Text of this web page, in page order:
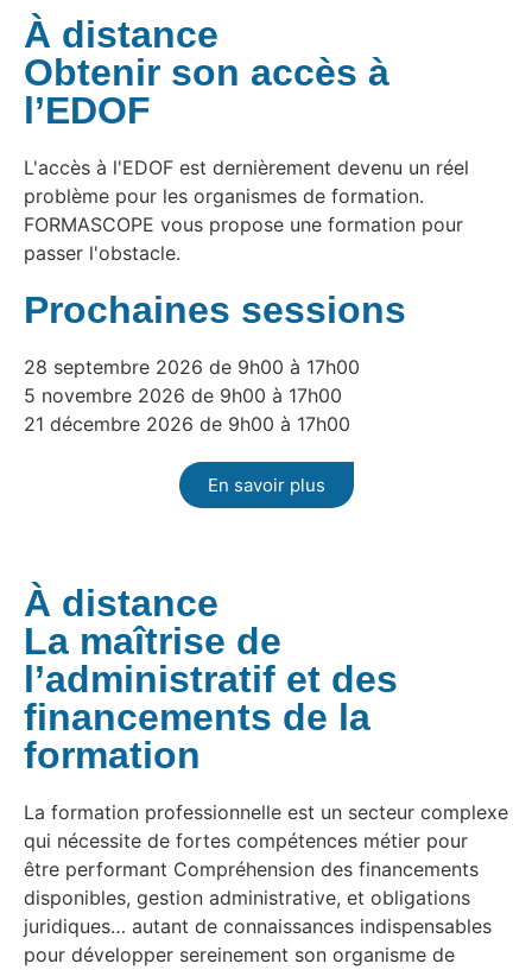
À distance
Obtenir son accès à
l’EDOF
L'accès à l'EDOF est dernièrement devenu un réel
problème pour les organismes de formation.
FORMASCOPE vous propose une formation pour
passer l'obstacle.
Prochaines sessions
28 septembre 2026 de 9h00 à 17h00
5 novembre 2026 de 9h00 à 17h00
21 décembre 2026 de 9h00 à 17h00
En savoir plus
À distance
La maîtrise de
l’administratif et des
financements de la
formation
La formation professionnelle est un secteur complexe
qui nécessite de fortes compétences métier pour
être performant Compréhension des financements
disponibles, gestion administrative, et obligations
juridiques… autant de connaissances indispensables
pour développer sereinement son organisme de